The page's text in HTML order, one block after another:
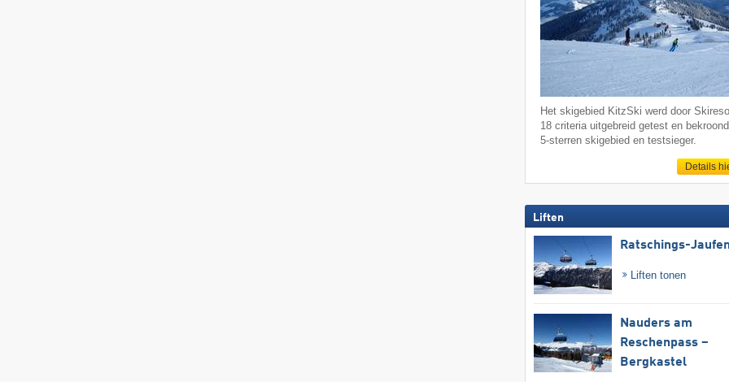
Het skigebied KitzSki werd door
18 criteria uitgebreid getest en
5-sterren skigebied en testsieger.
Details
Liften
Ratschings-
Liften tonen
Nauders am
Reschenpass –
Bergkastel